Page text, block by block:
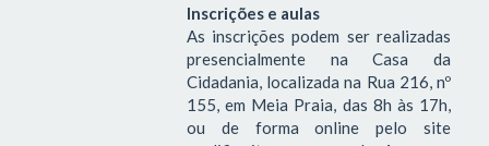
Inscrições e aulas
As inscrições podem ser realizadas
presencialmente na Casa da
Cidadania, localizada na Rua 216, nº
155, em Meia Praia, das 8h às 17h,
ou de forma online pelo site